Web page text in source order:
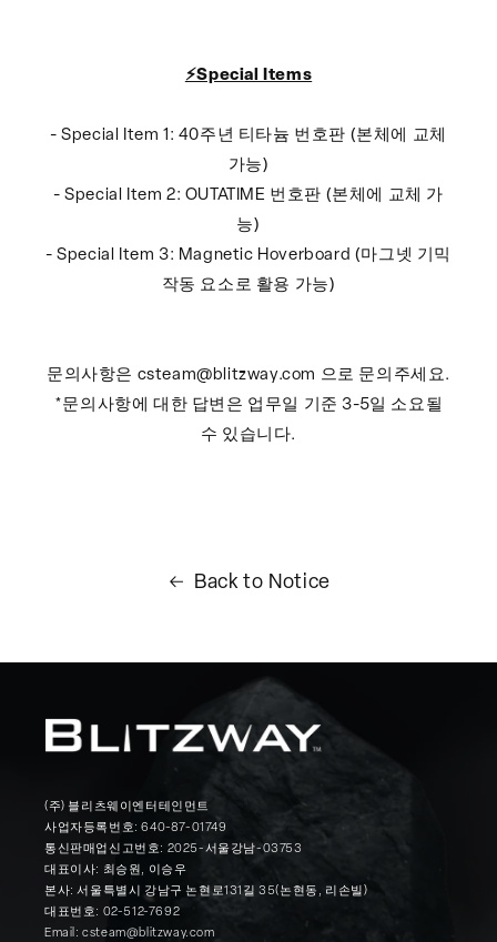
⚡️Special Items
- Special Item 1: 40주년 티타늄 번호판 (본체에 교체
가능)
- Special Item 2: OUTATIME 번호판 (본체에 교체 가
능)
- Special Item 3: Magnetic Hoverboard (마그넷 기믹
작동 요소로 활용 가능)
문의사항은 csteam@blitzway.com 으로 문의주세요.
*문의사항에 대한 답변은 업무일 기준 3-5일 소요될
수 있습니다.
Back to Notice
(주) 블리츠웨이엔터테인먼트
사업자등록번호: 640-87-01749
통신판매업신고번호: 2025-서울강남-03753
대표이사: 최승원, 이승우
본사: 서울특별시 강남구 논현로131길 35(논현동, 리손빌)
대표번호: 02-512-7692
Email: csteam@blitzway.com